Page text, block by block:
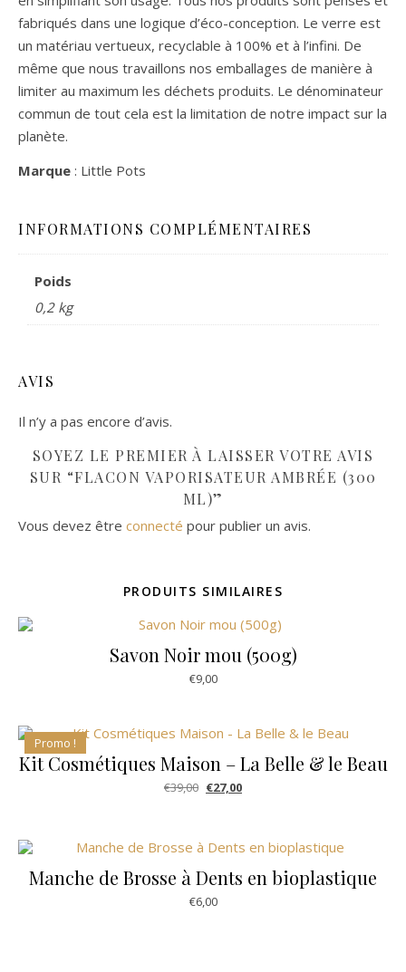
fabriqués dans une logique d’éco-conception. Le verre est
un matériau vertueux, recyclable à 100% et à l’infini. De
même que nous travaillons nos emballages de manière à
limiter au maximum les déchets produits. Le dénominateur
commun de tout cela est la limitation de notre impact sur la
planète.
Marque : Little Pots
INFORMATIONS COMPLÉMENTAIRES
Poids
0,2 kg
AVIS
Il n’y a pas encore d’avis.
SOYEZ LE PREMIER À LAISSER VOTRE AVIS
SUR “FLACON VAPORISATEUR AMBRÉE (300
ML)”
Vous devez être connecté pour publier un avis.
PRODUITS SIMILAIRES
Savon Noir mou (500g)
€9,00
Promo !
Kit Cosmétiques Maison – La Belle & le Beau
€39,00 Le prix initial était : €39,00.
€27,00Le prix actuel est : €27,00.
Manche de Brosse à Dents en bioplastique
€6,00